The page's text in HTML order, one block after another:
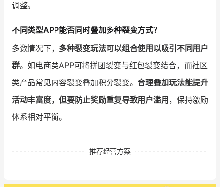
调整。
不同类型APP能否同时叠加多种裂变方式？
多数情况下， 多种裂变玩法可以组合使用以吸引不同用户
群。如电商类APP可将拼团裂变与红包裂变结合，而社区
类产品常见内容裂变叠加积分裂变。 合理叠加玩法能提升
活动丰富度，但要防止奖励重复导致用户滥用，保持激励
体系相对平衡。
推荐经营方案